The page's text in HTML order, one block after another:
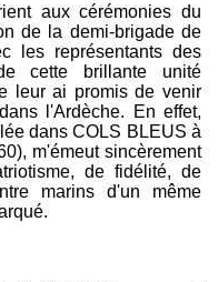
aux cérémonies du
de la demi-brigade de
les représentants des
cette brillante unité
leur ai promis de venir
l'Ardèche. En effet,
dans COLS BLEUS à
m'émeut sincèrement
de fidélité, de
marins d'un même